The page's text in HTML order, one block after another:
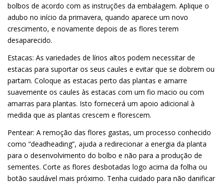
bolbos de acordo com as instruções da embalagem. Aplique o
adubo no início da primavera, quando aparece um novo
crescimento, e novamente depois de as flores terem
desaparecido.
Estacas: As variedades de lírios altos podem necessitar de
estacas para suportar os seus caules e evitar que se dobrem ou
partam. Coloque as estacas perto das plantas e amarre
suavemente os caules às estacas com um fio macio ou com
amarras para plantas. Isto fornecerá um apoio adicional à
medida que as plantas crescem e florescem.
Pentear: A remoção das flores gastas, um processo conhecido
como “deadheading”, ajuda a redirecionar a energia da planta
para o desenvolvimento do bolbo e não para a produção de
sementes. Corte as flores desbotadas logo acima da folha ou
botão saudável mais próximo. Tenha cuidado para não danificar